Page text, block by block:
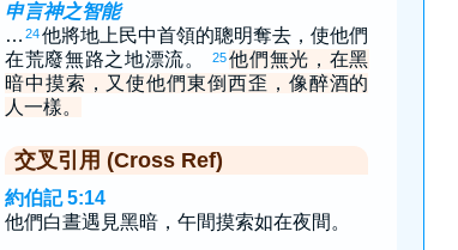
申言神之智能
… 24他將地上民中首領的聰明奪去，使他們
在荒廢無路之地漂流。
25 他們無光，在黑
暗中摸索，又使他們東倒西歪，像醉酒的
人一樣。
交叉引用 (Cross Ref)
約伯記 5:14
他們白晝遇見黑暗，午間摸索如在夜間。